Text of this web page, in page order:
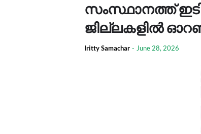
സംസ്ഥാനത്ത്
ജില്ലകളിൽ
Iritty Samachar - June 28, 2026